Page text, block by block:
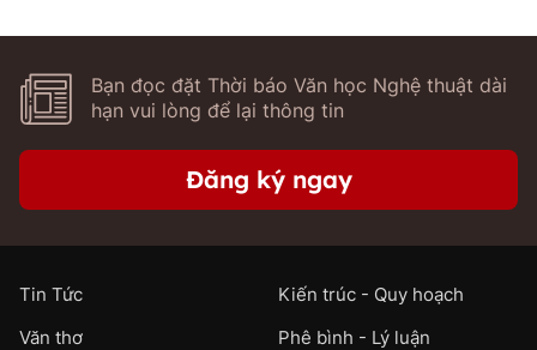
Bạn đọc đặt Thời báo Văn học Nghệ thuật dài
hạn vui lòng để lại thông tin
Đăng ký ngay
Tin Tức
Kiến trúc - Quy hoạch
Văn thơ
Phê bình - Lý luận